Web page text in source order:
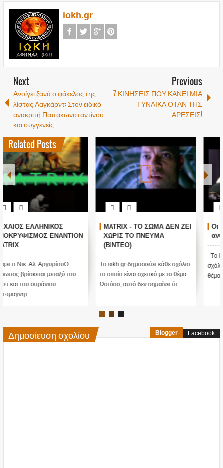
iokh.gr
Next
Ανοίγει ξανά ο φάκελος της
λίστας Λαγκάρντ: Στον ειδικό
ανακριτή Παπακωνσταντίνου
και συγγενείς
Previous
7 ΚΙΝΗΣΕΙΣ ΠΟΥ ΚΑΝΕΙ ΜΙΑ
ΓΥΝΑΙΚΑ ΟΤΑΝ ΤΗΣ
ΑΡΕΣΕΙΣ!
Related Posts
MATRIX - ΤΟ ΣΩΜΑ ΔΕΝ ΖΕΙ
ΧΩΡΙΣ ΤΟ ΠΝΕΥΜΑ
(ΒΙΝΤΕΟ)
Tο iokh.gr δημοσιεύει κάθε σχόλιο
το οποίο είναι σχετικό με το θέμα.
Ωστόσο, αυτό δεν σημαίνει ότ...
Οι μυστικές δυνάμεις του
ανθρώπου (Βίντεο)
Tο iokh.gr δημοσιεύει κάθε
σχόλιο το οποίο είναι σχετικό με το
θέμα. Ωστόσο, αυτό δεν σημ...
Δημοσίευση σχολίου Blogger Facebook